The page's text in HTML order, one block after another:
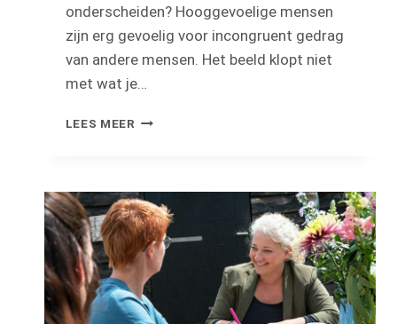
onderscheiden? Hooggevoelige mensen
zijn erg gevoelig voor incongruent gedrag
van andere mensen. Het beeld klopt niet
met wat je…
LEES MEER GEVOELIG